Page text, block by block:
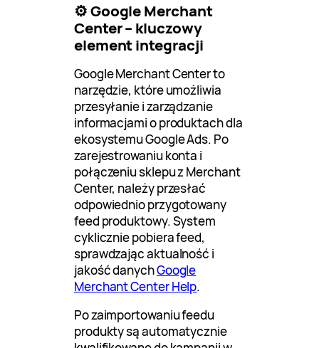
⚙️ Google Merchant
Center – kluczowy
element integracji
Google Merchant Center to
narzędzie, które umożliwia
przesyłanie i zarządzanie
informacjami o produktach dla
ekosystemu Google Ads. Po
zarejestrowaniu konta i
połączeniu sklepu z Merchant
Center, należy przesłać
odpowiednio przygotowany
feed produktowy. System
cyklicznie pobiera feed,
sprawdzając aktualność i
jakość danychGoogle
Merchant Center Help.
Po zaimportowaniu feedu
produkty są automatycznie